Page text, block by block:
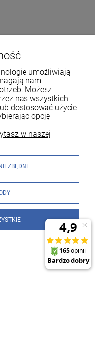
umożliwiają
nam
Możesz
nas wszystkich
dostosować użycie
opcję
w naszej